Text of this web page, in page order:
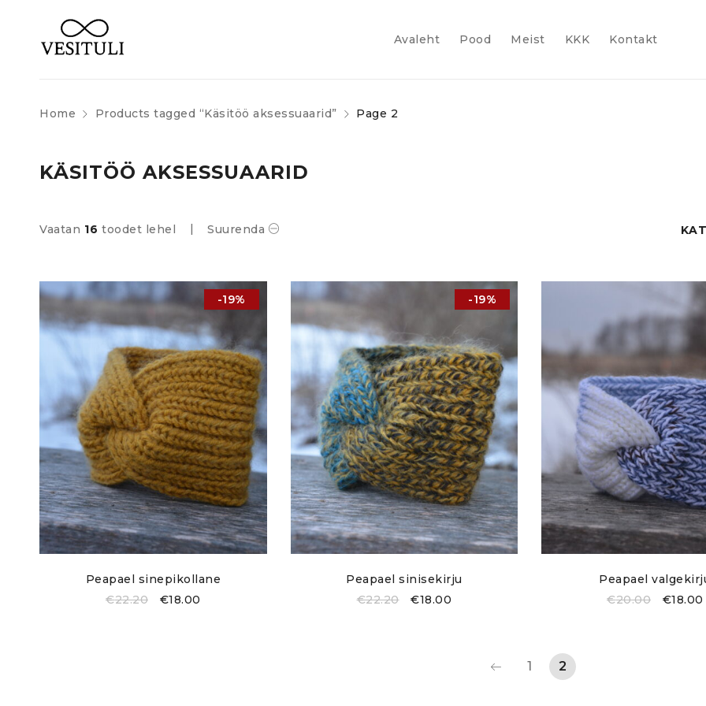
Avaleht Pood Meist KKK Kontakt
Home Products tagged “Käsitöö aksessuaarid” Page 2
KÄSITÖÖ AKSESSUAARID
Vaatan 16 toodet lehel Suurenda
-19%
Peapael sinepikollane
€22.20 €18.00
-19%
Peapael sinisekirju
€22.20 €18.00
Peapael
€20.00 €18.00
1 2